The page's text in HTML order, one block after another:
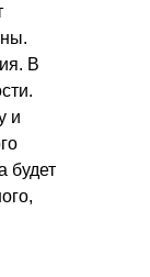
В
и
будет